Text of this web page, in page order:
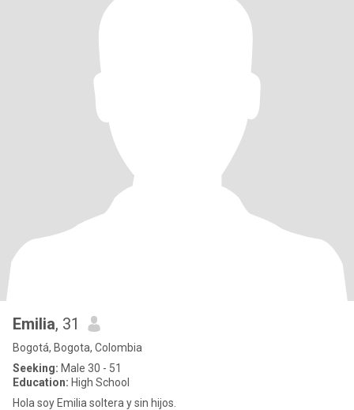
Emilia, 31
Bogotá, Bogota, Colombia
Seeking: Male 30 - 51
Education: High School
Hola soy Emilia soltera y sin hijos.